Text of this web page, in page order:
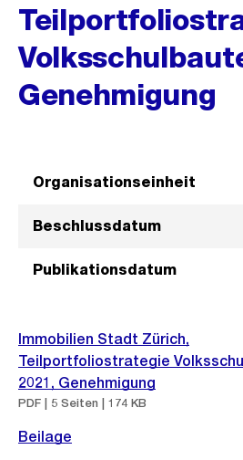
Genehmigung
Organisationseinheit
Beschlussdatum
Publikationsdatum
Immobilien Stadt Zürich,
Teilportfoliostrategie
2021, Genehmigung
PDF | 5 Seiten | 174 KB
Beilage